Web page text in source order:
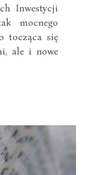
Inwestycji
mocnego
tocząca się
ale i nowe